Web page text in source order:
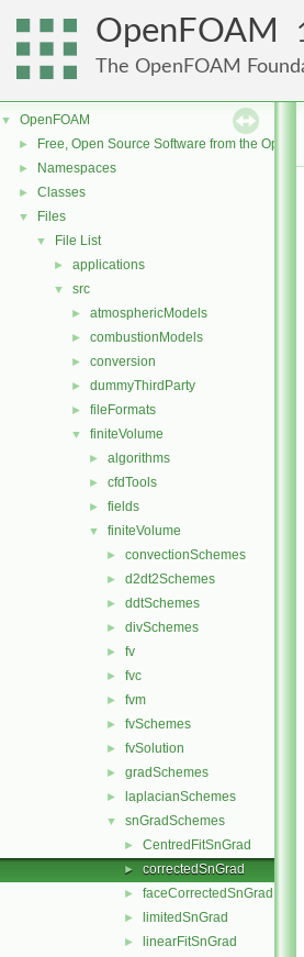
OpenFOAM
The OpenFOAM
▼ OpenFOAM
► Free, Open Source Software from the
► Namespaces
► Classes
▼ Files
▼ File List
► applications
▼ src
► atmosphericModels
► combustionModels
► conversion
► dummyThirdParty
► fileFormats
▼ finiteVolume
► algorithms
► cfdTools
► fields
▼ finiteVolume
► convectionSchemes
► d2dt2Schemes
► ddtSchemes
► divSchemes
► fv
► fvc
► fvm
► fvSchemes
► fvSolution
► gradSchemes
► laplacianSchemes
▼ snGradSchemes
► CentredFitSnGrad
► correctedSnGrad
► faceCorrectedSnGrad
► limitedSnGrad
► linearFitSnGrad